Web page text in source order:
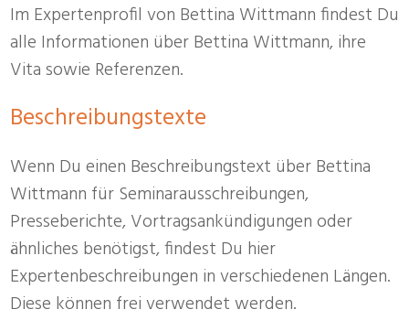
Im Expertenprofil von Bettina Wittmann findest Du
alle Informationen über Bettina Wittmann, ihre
Vita sowie Referenzen.
Beschreibungstexte
Wenn Du einen Beschreibungstext über Bettina
Wittmann für Seminarausschreibungen,
Presseberichte, Vortragsankündigungen oder
ähnliches benötigst, findest Du hier
Expertenbeschreibungen in verschiedenen Längen.
Diese können frei verwendet werden.